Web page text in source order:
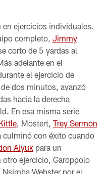
en ejercicios individuales.
completo, Jimmy
corto de 5 yardas al
adelante en el
el ejercicio de
dos minutos, avanzó
hacia la derecha
En esa misma serie
, Mostert, Trey Sermon
culminó con éxito cuando
Aiyukpara un
otro ejercicio, Garoppolo
Webster por el